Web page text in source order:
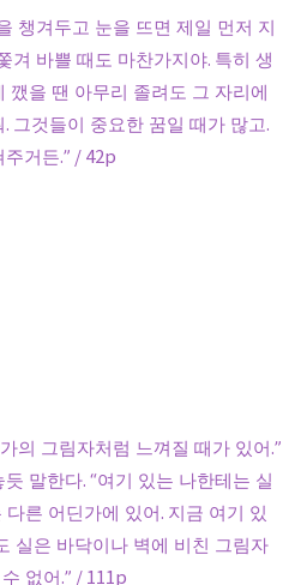
챙겨두고 눈을 뜨면 제일 먼저 지
겨 바쁠 때도 마찬가지야. 특히 생
깼을 땐 아무리 졸려도 그 자리에
. 그것들이 중요한 꿈일 때가 많고.
주거든.” / 42p
의 그림자처럼 느껴질 때가 있어.”
듯 말한다. “여기 있는 나한테는 실
다른 어딘가에 있어. 지금 여기 있
실은 바닥이나 벽에 비친 그림자
없어.” / 111p